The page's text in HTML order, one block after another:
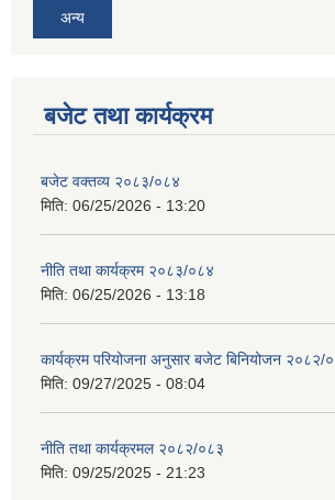
अन्य
बजेट तथा कार्यक्रम
बजेट वक्तव्य २०८३/०८४
मिति: 06/25/2026 - 13:20
नीति तथा कार्यक्रम २०८३/०८४
मिति: 06/25/2026 - 13:18
कार्यक्रम परियोजना अनुसार बजेट बिनियोजन २०८२/
मिति: 09/27/2025 - 08:04
नीति तथा कार्यक्रमल २०८२/०८३
मिति: 09/25/2025 - 21:23